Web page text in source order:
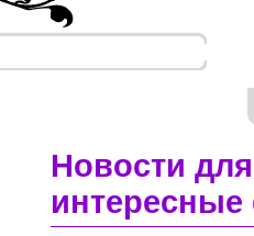
Новости